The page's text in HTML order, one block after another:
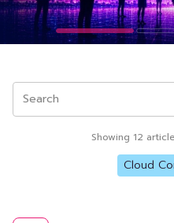
Search
Showing 12
Cloud